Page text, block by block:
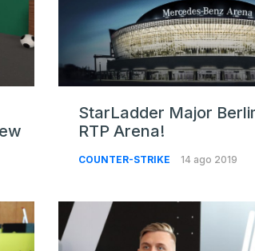
StarLadder Major
RTP Arena!
COUNTER-STRIKE 14 ago 2019